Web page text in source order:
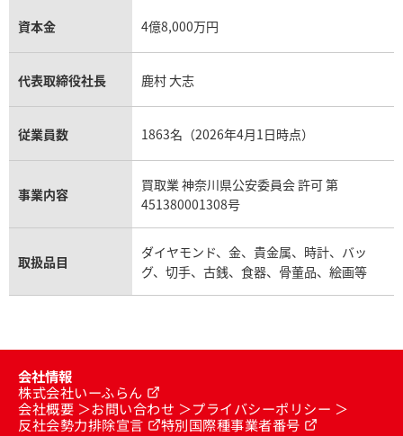
資本金 4億8,000万円
代表取締役社長 鹿村 大志
従業員数 1863名（2026年4月1日時点）
事業内容
買取業 神奈川県公安委員会 許可 第
451380001308号
取扱品目
ダイヤモンド、金、貴金属、時計、バッ
グ、切手、古銭、食器、骨董品、絵画等
会社情報
株式会社いーふらん
会社概要
お問い合わせ
プライバシーポリシー
反社会勢力排除宣言
特別国際種事業者番号